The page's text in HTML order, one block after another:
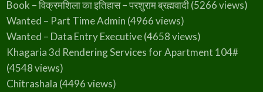
Book – विक्रमशिला का इतिहास – परशुराम ब्रह्मवादी(5266 views)
Wanted – Part Time Admin (4966 views)
Wanted – Data Entry Executive(4658 views)
Khagaria 3d Rendering Services for Apartment 104#
(4548 views)
Chitrashala (4496 views)